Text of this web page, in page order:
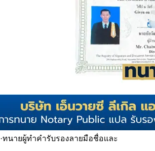
·ทนายผู้ทำคำรับรองลายมือชื่อและ